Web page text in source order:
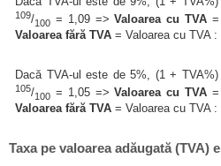
109/100 = 1,09 =>Valoarea cu TVA
Valoarea fără TVA = Valoarea cu TVA :
Dacă TVA-ul este de 5%, (1 +
105/100 = 1,05 =>Valoarea cu TVA
Valoarea fără TVA = Valoarea cu TVA :
Taxa pe valoarea adăugată (TVA)